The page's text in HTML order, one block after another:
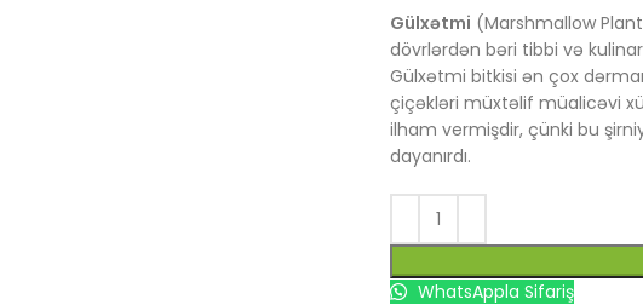
Gülxətmi (Marshmallow
dövrlərdən bəri tibbi və
Gülxətmi bitkisi ən çox
çiçəkləri müxtəlif müalicəvi
ilham vermişdir, çünki bu
dayanırdı.
WhatsAppla Sifariş